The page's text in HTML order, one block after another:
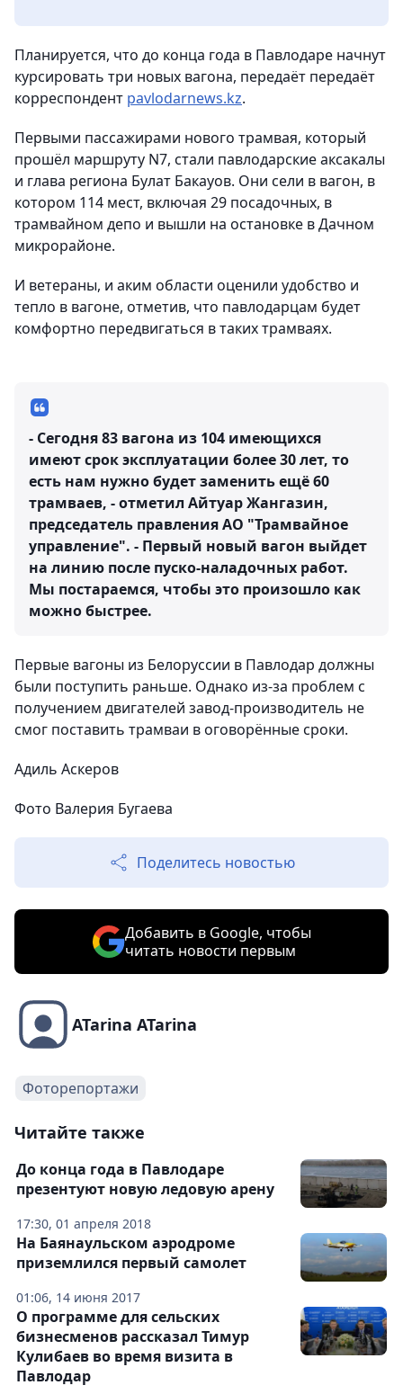
Планируется, что до конца года в Павлодаре начнут
курсировать три новых вагона, передаёт передаёт
корреспондент pavlodarnews.kz.
Первыми пассажирами нового трамвая, который
прошёл маршруту N7, стали павлодарские аксакалы
и глава региона Булат Бакауов. Они сели в вагон, в
котором 114 мест, включая 29 посадочных, в
трамвайном депо и вышли на остановке в Дачном
микрорайоне.
И ветераны, и аким области оценили удобство и
тепло в вагоне, отметив, что павлодарцам будет
комфортно передвигаться в таких трамваях.
- Сегодня 83 вагона из 104 имеющихся
имеют срок эксплуатации более 30 лет, то
есть нам нужно будет заменить ещё 60
трамваев, - отметил Айтуар Жангазин,
председатель правления АО "Трамвайное
управление". - Первый новый вагон выйдет
на линию после пуско-наладочных работ.
Мы постараемся, чтобы это произошло как
можно быстрее.
Первые вагоны из Белоруссии в Павлодар должны
были поступить раньше. Однако из-за проблем с
получением двигателей завод-производитель не
смог поставить трамваи в оговорённые сроки.
Адиль Аскеров
Фото Валерия Бугаева
Поделитесь новостью
Добавить в Google, чтобы
читать новости первым
ATarina ATarina
Фоторепортажи
Читайте также
17:30, 01 апреля 2018
До конца года в Павлодаре
презентуют новую ледовую арену
01:06, 14 июня 2017
На Баянаульском аэродроме
приземлился первый самолет
О программе для сельских
бизнесменов рассказал Тимур
Кулибаев во время визита в
Павлодар